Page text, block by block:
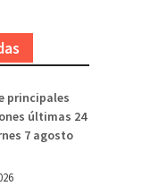
principales
últimas 24
7 agosto